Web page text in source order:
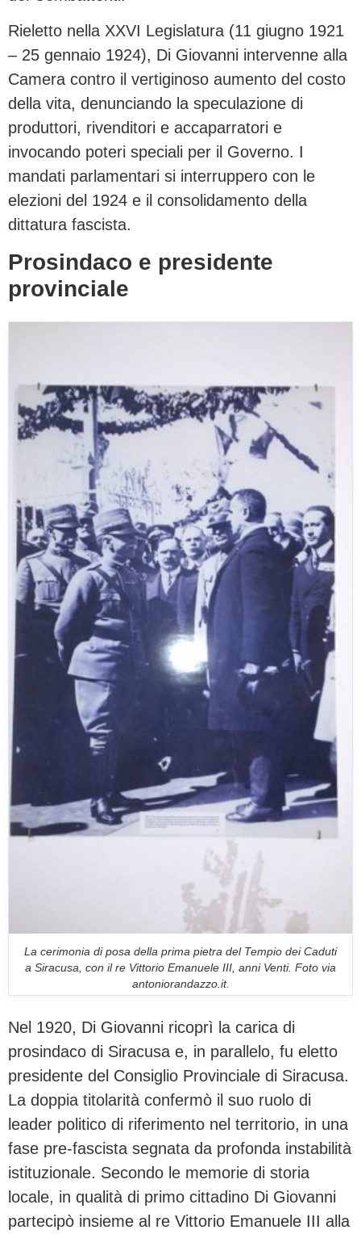
Rieletto nella XXVI Legislatura (11 giugno 1921
– 25 gennaio 1924), Di Giovanni intervenne alla
Camera contro il vertiginoso aumento del costo
della vita, denunciando la speculazione di
produttori, rivenditori e accaparratori e
invocando poteri speciali per il Governo. I
mandati parlamentari si interruppero con le
elezioni del 1924 e il consolidamento della
dittatura fascista.
Prosindaco e presidente
provinciale
La cerimonia di posa della prima pietra del Tempio dei Caduti
a Siracusa, con il re Vittorio Emanuele III, anni Venti. Foto via
antoniorandazzo.it.
Nel 1920, Di Giovanni ricoprì la carica di
prosindaco di Siracusa e, in parallelo, fu eletto
presidente del Consiglio Provinciale di Siracusa.
La doppia titolarità confermò il suo ruolo di
leader politico di riferimento nel territorio, in una
fase pre-fascista segnata da profonda instabilità
istituzionale. Secondo le memorie di storia
locale, in qualità di primo cittadino Di Giovanni
partecipò insieme al re Vittorio Emanuele III alla